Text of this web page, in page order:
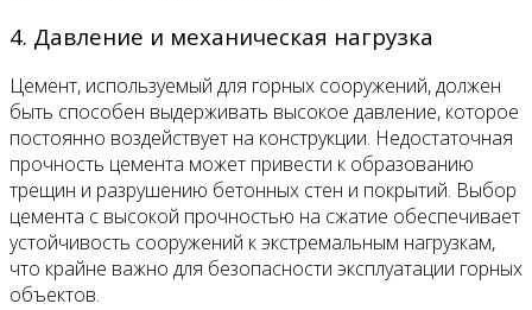
4. Давление и механическая нагрузка
Цемент, используемый для горных сооружений, должен
быть способен выдерживать высокое давление, которое
постоянно воздействует на конструкции. Недостаточная
прочность цемента может привести к образованию
трещин и разрушению бетонных стен и покрытий. Выбор
цемента с высокой прочностью на сжатие обеспечивает
устойчивость сооружений к экстремальным нагрузкам,
что крайне важно для безопасности эксплуатации горных
объектов.